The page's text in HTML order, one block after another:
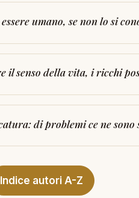
umano, se non lo si
il senso della vita, i ricchi
di problemi ce ne sono
Indice autori A-Z